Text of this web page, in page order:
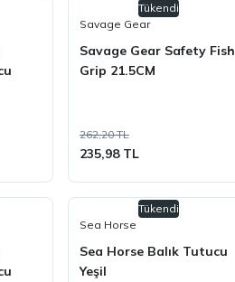
Tükendi
Savage Gear
Savage Gear Safety Fish
Grip 21.5CM
262,20 TL
235,98 TL
Tükendi
Sea Horse
Sea Horse Balık Tutucu
Yeşil